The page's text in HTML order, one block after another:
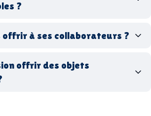
?
écologiques
en France ou en Europe,
réutilisables
offrir à ses collaborateurs ?
utiles au bureau
offrir des objets